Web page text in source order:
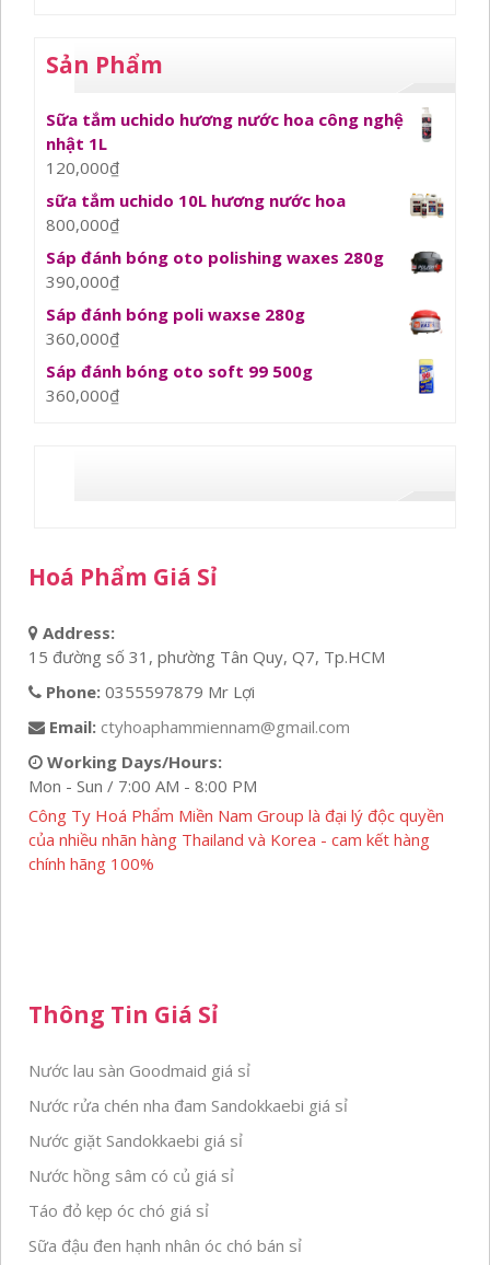
Sản Phẩm
Sữa tắm uchido hương nước hoa công nghệ
nhật 1L
120,000₫
sữa tắm uchido 10L hương nước hoa
800,000₫
Sáp đánh bóng oto polishing waxes 280g
390,000₫
Sáp đánh bóng poli waxse 280g
360,000₫
Sáp đánh bóng oto soft 99 500g
360,000₫
Hoá Phẩm Giá Sỉ
Address:
15 đường số 31, phường Tân Quy, Q7, Tp.HCM
Phone: 0355597879 Mr Lợi
Email: ctyhoaphammiennam@gmail.com
Working Days/Hours:
Mon - Sun / 7:00 AM - 8:00 PM
Công Ty Hoá Phẩm Miền Nam Group là đại lý độc quyền
của nhiều nhãn hàng Thailand và Korea - cam kết hàng
chính hãng 100%
Thông Tin Giá Sỉ
Nước lau sàn Goodmaid giá sỉ
Nước rửa chén nha đam Sandokkaebi giá sỉ
Nước giặt Sandokkaebi giá sỉ
Nước hồng sâm có củ giá sỉ
Táo đỏ kẹp óc chó giá sỉ
Sữa đậu đen hạnh nhân óc chó bán sỉ